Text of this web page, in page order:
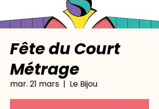
Fête du Court
Métrage
mar. 21 mars
  |
Le Bijou